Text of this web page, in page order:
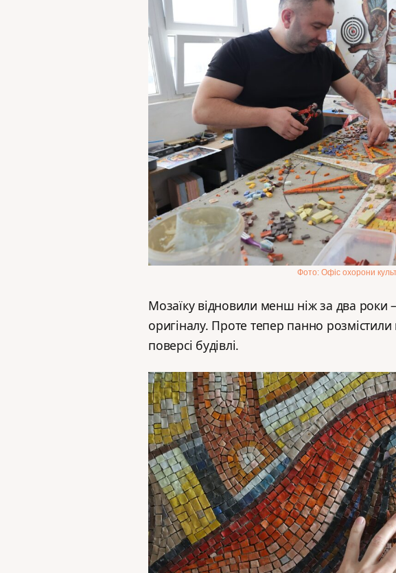
Фото: Офіс охорони
Мозаїку відновили менш ніж за два роки
оригіналу. Проте тепер панно
поверсі будівлі.